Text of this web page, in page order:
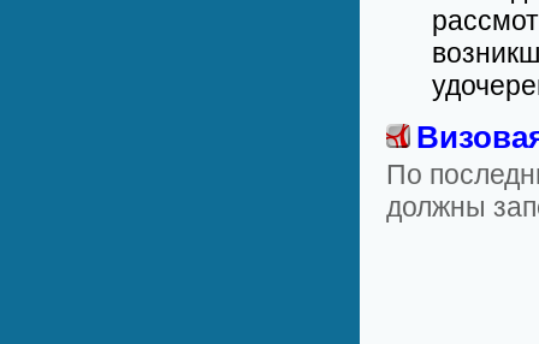
По
должны